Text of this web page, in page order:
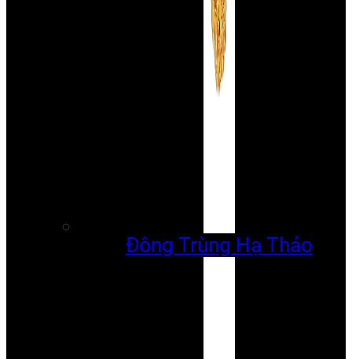
Đông Trùng Hạ Thảo